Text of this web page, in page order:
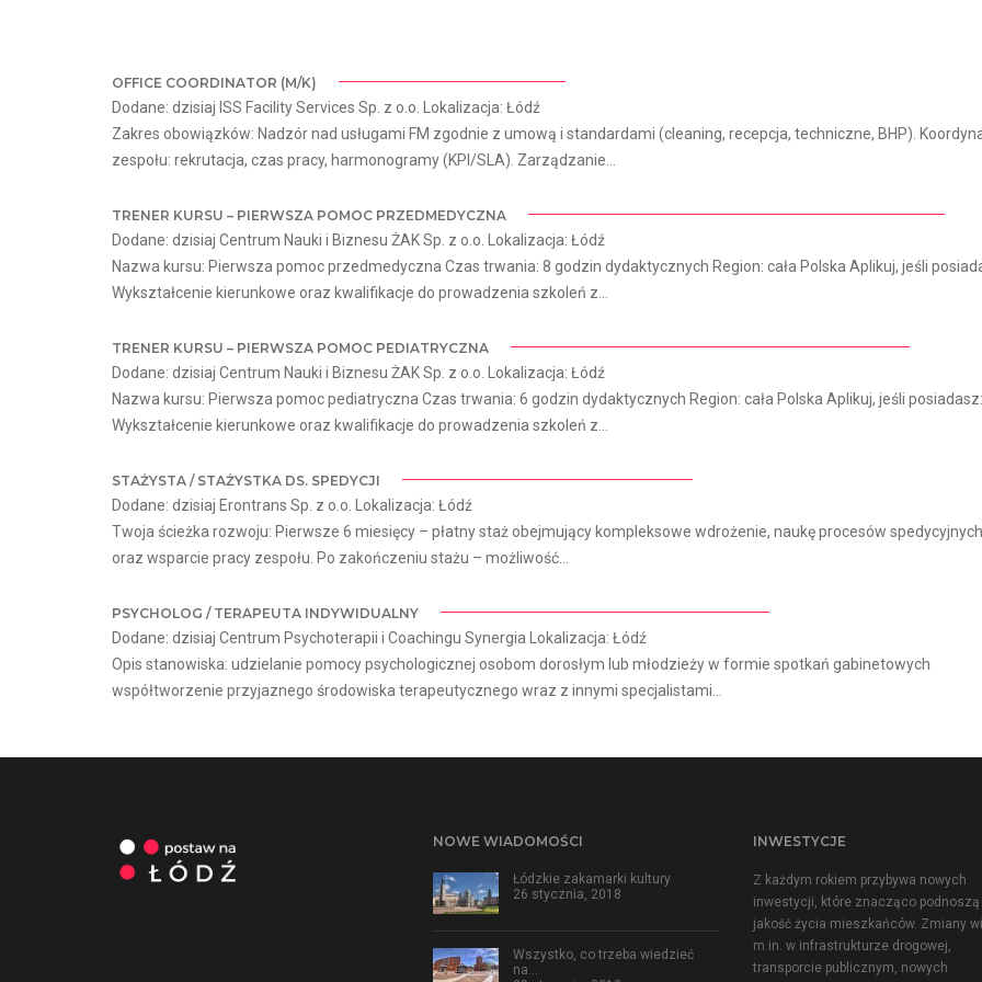
OFFICE COORDINATOR (M/K)
Dodane: dzisiaj ISS Facility Services Sp. z o.o. Lokalizacja: Łódź
Zakres obowiązków: Nadzór nad usługami FM zgodnie z umową i standardami (cleaning, recepcja, techniczne, BHP).
zespołu: rekrutacja, czas pracy, harmonogramy (KPI/SLA). Zarządzanie...
TRENER KURSU – PIERWSZA POMOC PRZEDMEDYCZNA
Dodane: dzisiaj Centrum Nauki i Biznesu ŻAK Sp. z o.o. Lokalizacja: Łódź
Nazwa kursu: Pierwsza pomoc przedmedyczna Czas trwania: 8 godzin dydaktycznych Region: cała Polska Aplikuj, jeśli
Wykształcenie kierunkowe oraz kwalifikacje do prowadzenia szkoleń z...
TRENER KURSU – PIERWSZA POMOC PEDIATRYCZNA
Dodane: dzisiaj Centrum Nauki i Biznesu ŻAK Sp. z o.o. Lokalizacja: Łódź
Nazwa kursu: Pierwsza pomoc pediatryczna Czas trwania: 6 godzin dydaktycznych Region: cała Polska Aplikuj, jeśli posiadasz:
Wykształcenie kierunkowe oraz kwalifikacje do prowadzenia szkoleń z...
STAŻYSTA / STAŻYSTKA DS. SPEDYCJI
Dodane: dzisiaj Erontrans Sp. z o.o. Lokalizacja: Łódź
Twoja ścieżka rozwoju: Pierwsze 6 miesięcy – płatny staż obejmujący kompleksowe wdrożenie, naukę procesów spedycyjnych
oraz wsparcie pracy zespołu. Po zakończeniu stażu – możliwość...
PSYCHOLOG / TERAPEUTA INDYWIDUALNY
Dodane: dzisiaj Centrum Psychoterapii i Coachingu Synergia Lokalizacja: Łódź
Opis stanowiska: udzielanie pomocy psychologicznej osobom dorosłym lub młodzieży w formie spotkań gabinetowych
współtworzenie przyjaznego środowiska terapeutycznego wraz z innymi specjalistami...
NOWE WIADOMOŚCI
Łódzkie zakamarki kultury
26 stycznia, 2018
Wszystko, co trzeba wiedzieć
na…
INWESTYCJE
Z każdym rokiem przybywa nowych
inwestycji, które znacząco podnoszą
jakość życia mieszkańców. Zmiany
m.in. w infrastrukturze drogowej,
transporcie publicznym, nowych